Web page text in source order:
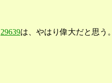
29639は、やはり偉大だと思う。